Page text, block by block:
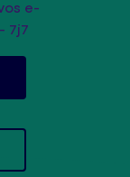
e-
7j7